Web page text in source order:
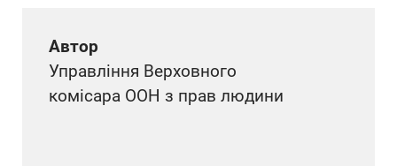
Автор
Управління Верховного
комісара ООН з прав людини